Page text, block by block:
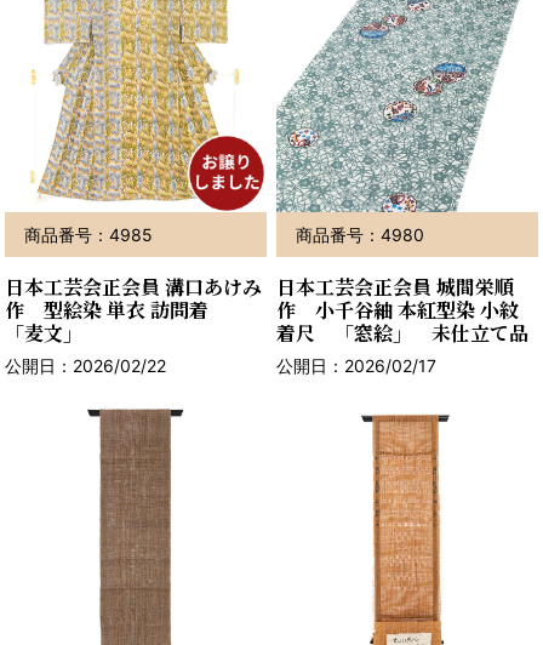
商品番号：4985
日本工芸会正会員 溝口あけみ
作 型絵染 単衣 訪問着
「麦文」
公開日：2026/02/22
商品番号：4980
日本工芸会正会員 城間栄順
作 小千谷紬 本紅型染 小紋
着尺 「窓絵」 未仕立て品
公開日：2026/02/17